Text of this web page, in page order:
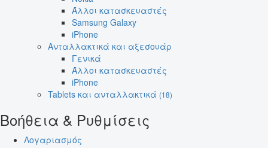
Άλλοι κατασκευαστές
Samsung Galaxy
iPhone
Ανταλλακτικά και αξεσουάρ
Γενικά
Άλλοι κατασκευαστές
iPhone
Tablets και ανταλλακτικά (18)
Βοήθεια & Ρυθμίσεις
Λογαριασμός